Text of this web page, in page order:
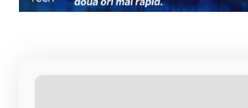
Li b
s
a